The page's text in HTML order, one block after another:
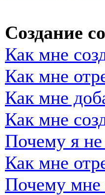
Создание
Как мне
Как мне
Как мне
Как мне
Почему я не
Как мне
Почему мне